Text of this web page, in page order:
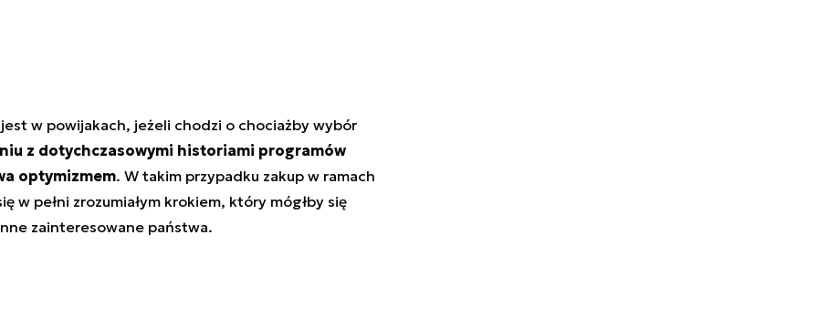
w powijakach, jeżeli chodzi o chociażby wybór
z dotychczasowymi historiami programów
optymizmem. W takim przypadku zakup w ramach
w pełni zrozumiałym krokiem, który mógłby się
zainteresowane państwa.